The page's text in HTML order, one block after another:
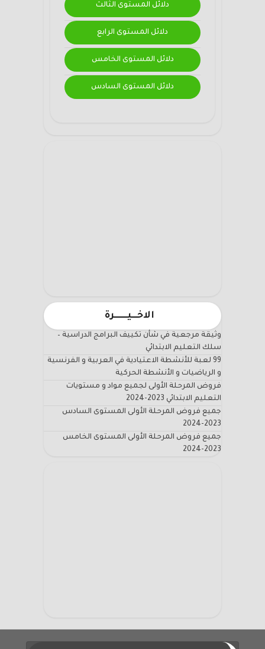
دلائل المستوى الثالث
دلائل المستوى الرابع
دلائل المستوى الخامس
دلائل المستوى السادس
الاخـــيـــــــرة
وثيقة مرجعية في شأن تكييف البرامج الدراسية –
سلك التعليم الابتدائي
99 لعبة للأنشطة الاعتيادية في العربية و الفرنسية
و الرياضيات و الأنشطة الحركية
فروض المرحلة الأولى لجميع مواد و مستويات
التعليم الابتدائي 2023-2024
جميع فروض المرحلة الأولى المستوى السادس
2023-2024
جميع فروض المرحلة الأولى المستوى الخامس
2023-2024